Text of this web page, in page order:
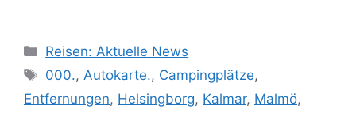
Kategorien
Reisen: Aktuelle News
Schlagwörter
000., Autokarte., Campingplätze,
Entfernungen, Helsingborg, Kalmar, Malmö,